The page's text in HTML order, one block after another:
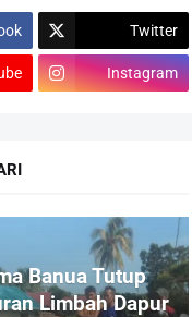
Twitter
Instagram
Banua Tutup
Limbah Dapur